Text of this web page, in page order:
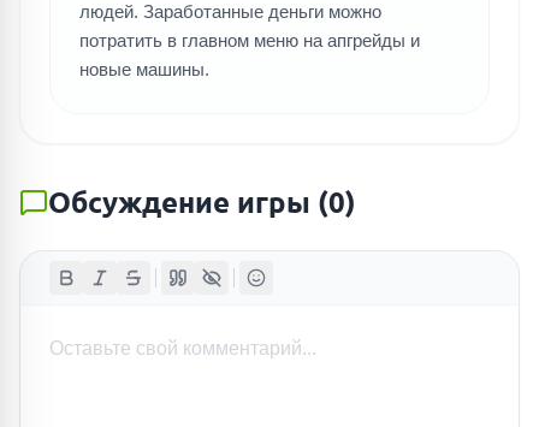
людей. Заработанные деньги можно
потратить в главном меню на апгрейды и
новые машины.
Обсуждение игры (0)